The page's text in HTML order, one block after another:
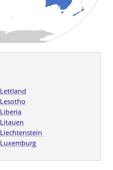
Lettland
Lesotho
Liberia
Litauen
Liechtenstein
Luxemburg